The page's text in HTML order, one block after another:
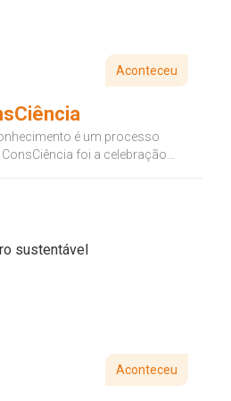
Aconteceu
é um processo
foi a celebração
Aconteceu